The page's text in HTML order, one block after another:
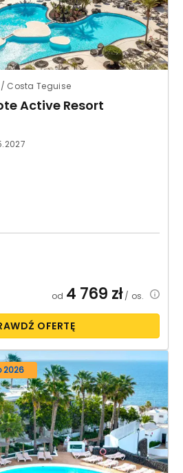
Costa Teguise
Active Resort
od 4 769 zł/ os.
OFERTĘ
2026